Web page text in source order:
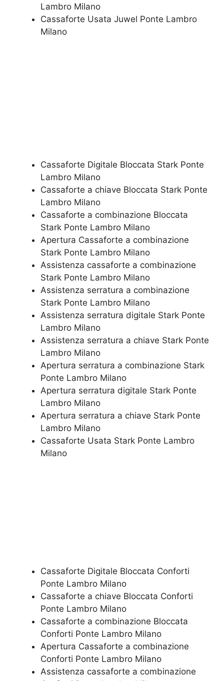
Lambro Milano
​Cassaforte Usata Juwel Ponte Lambro
Milano
Cassaforte Digitale Bloccata Stark Ponte
Lambro Milano
Cassaforte a chiave Bloccata Stark Ponte
Lambro Milano
Cassaforte a combinazione Bloccata
Stark Ponte Lambro Milano
​Apertura Cassaforte a combinazione
Stark Ponte Lambro Milano
Assistenza cassaforte a combinazione
Stark Ponte Lambro Milano
​Assistenza serratura​ ​a combinazione
Stark Ponte Lambro Milano
Assistenza serratura ​digitale Stark Ponte
Lambro Milano
Assistenza serratura ​a chiave Stark Ponte
Lambro Milano
​Apertura serratura​ ​a combinazione Stark
Ponte Lambro Milano
Apertura serratura​ ​digitale Stark Ponte
Lambro Milano
​Apertura serratura​ ​a chiave Stark Ponte
Lambro Milano
​Cassaforte Usata Stark Ponte Lambro
Milano
Cassaforte Digitale Bloccata Conforti
Ponte Lambro Milano
Cassaforte a chiave Bloccata Conforti
Ponte Lambro Milano
Cassaforte a combinazione Bloccata
Conforti Ponte Lambro Milano
​Apertura Cassaforte a combinazione
Conforti Ponte Lambro Milano
Assistenza cassaforte a combinazione